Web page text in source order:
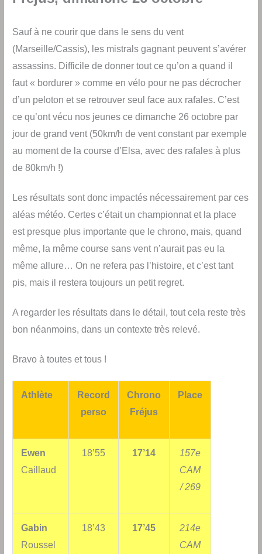
Sauf à ne courir que dans le sens du vent
(Marseille/Cassis), les mistrals gagnant peuvent s’avérer
assassins. Difficile de donner tout ce qu’on a quand il
faut « bordurer » comme en vélo pour ne pas décrocher
d’un peloton et se retrouver seul face aux rafales. C’est
ce qu’ont vécu nos jeunes ce dimanche 26 octobre par
jour de grand vent (50km/h de vent constant par exemple
au moment de la course d’Elsa, avec des rafales à plus
de 80km/h !)
Les résultats sont donc impactés nécessairement par ces
aléas météo. Certes c’était un championnat et la place
est presque plus importante que le chrono, mais, quand
même, la même course sans vent n’aurait pas eu la
même allure… On ne refera pas l’histoire, et c’est tant
pis, mais il restera toujours un petit regret.
A regarder les résultats dans le détail, tout cela reste très
bon néanmoins, dans un contexte très relevé.
Bravo à toutes et tous !
Athlète
Record
perso
Chrono
Fréjus
Place
Ewen
Caillaud
18’55 17’14
157e
CAM
/ 269
Gabin
Roussel
18’43 17’45
214e
CAM